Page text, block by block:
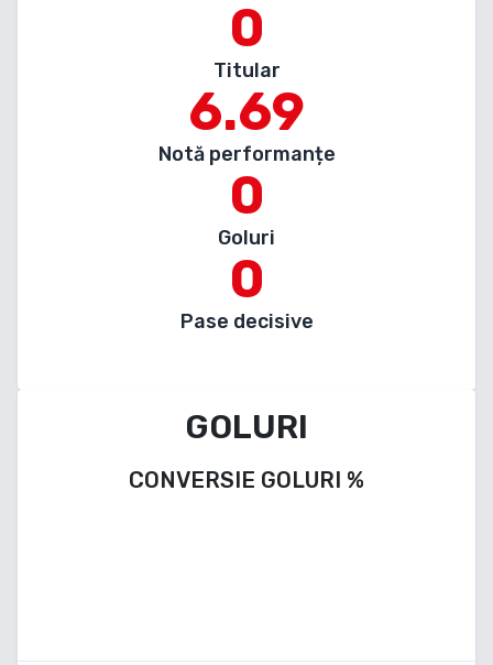
0
Titular
6.69
Notă performanțe
0
Goluri
0
Pase decisive
GOLURI
CONVERSIE GOLURI %